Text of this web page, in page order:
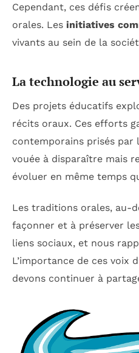
Cependant, ces défis
orales. Les initiatives
vivants au sein de la
La technologie au
Des projets éducatifs
récits oraux. Ces efforts
contemporains prisés par
vouée à disparaître mais
évoluer en même temps
Les traditions orales, au-
façonner et à préserver
liens sociaux, et nous
L’importance de ces voix
devons continuer à